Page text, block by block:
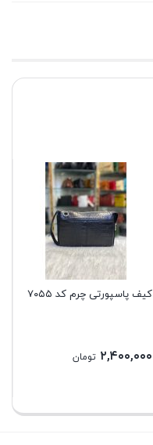
کیف پاسپورتی چرم کد ۷۰۵۵
۲,۴۰۰,۰۰۰ تومان